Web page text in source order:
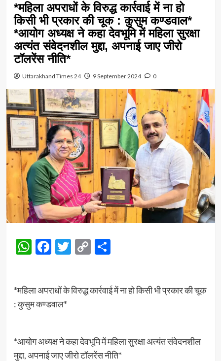
*महिला अपराधों के विरुद्ध कार्रवाई में ना हो
किसी भी प्रकार की चूक : कुसुम कण्डवाल*
*आयोग अध्यक्ष ने कहा देवभूमि में महिला सुरक्षा
अत्यंत संवेदनशील मुद्दा, अपनाई जाए जीरो
टॉलरेंस नीति*
Uttarakhand Times 24 9 September 2024 0
WhatsApp
Facebook
Twitter
CopyShare
*महिला अपराधों के विरुद्ध कार्रवाई में ना हो किसी भी प्रकार की चूक
: कुसुम कण्डवाल*
*आयोग अध्यक्ष ने कहा देवभूमि में महिला सुरक्षा अत्यंत संवेदनशील
मुद्दा, अपनाई जाए जीरो टॉलरेंस नीति*